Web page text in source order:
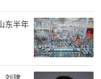
次开盘，核心地段
分析，当前杭州楼
承压”的结构性阶
中签率转向关注地
东半年